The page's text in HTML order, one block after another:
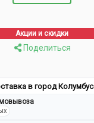
Акции и скидки
Поделиться
в город Колумбус